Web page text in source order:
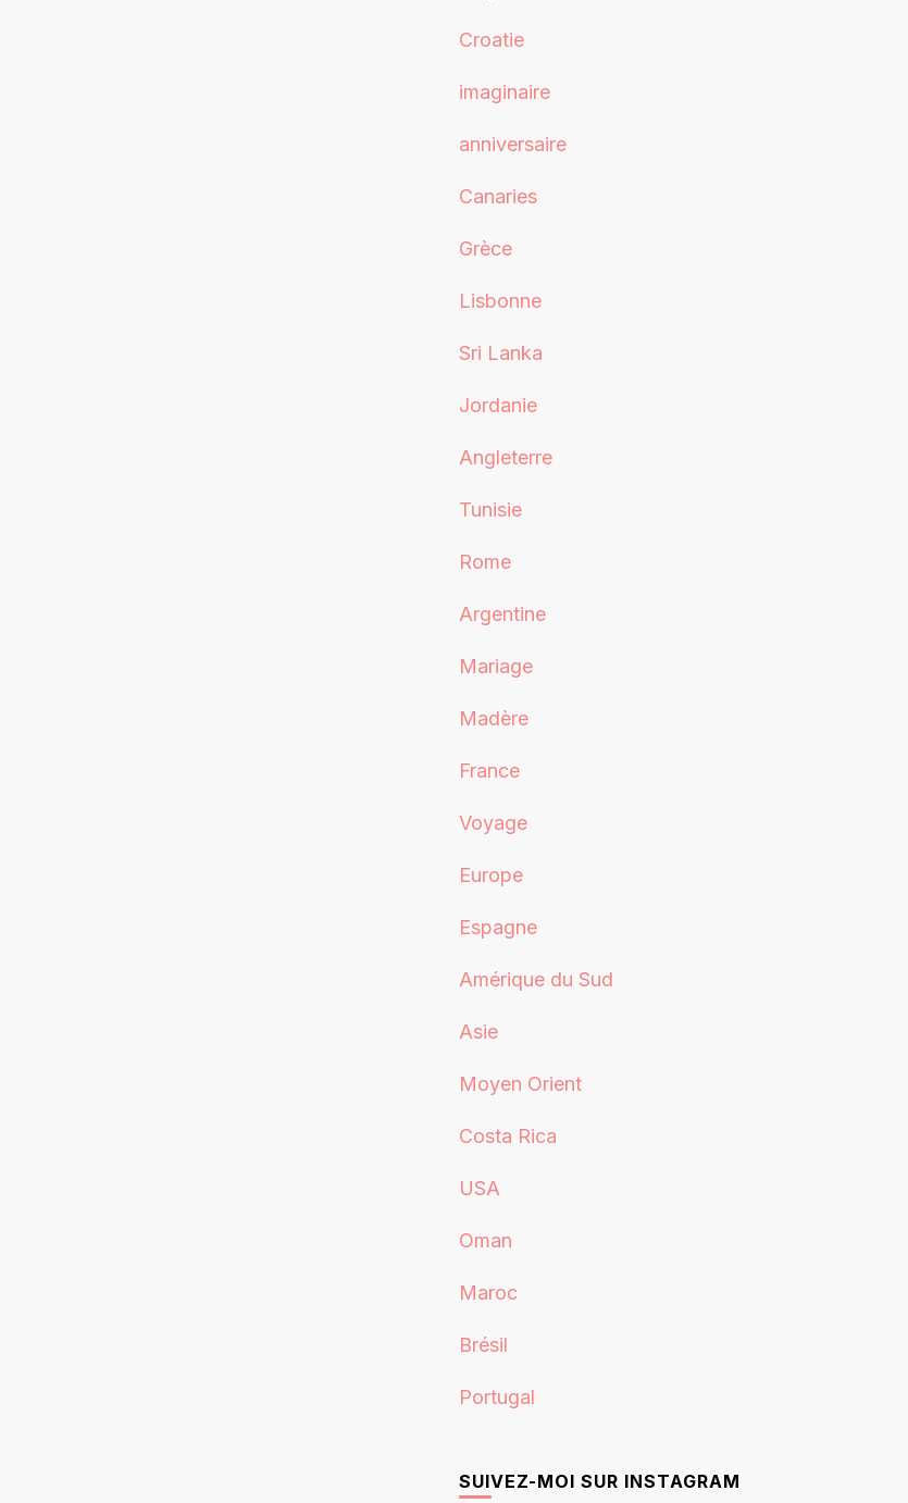
Croatie
imaginaire
anniversaire
Canaries
Grèce
Lisbonne
Sri Lanka
Jordanie
Angleterre
Tunisie
Rome
Argentine
Mariage
Madère
France
Voyage
Europe
Espagne
Amérique du Sud
Asie
Moyen Orient
Costa Rica
USA
Oman
Maroc
Brésil
Portugal
SUIVEZ-MOI SUR INSTAGRAM